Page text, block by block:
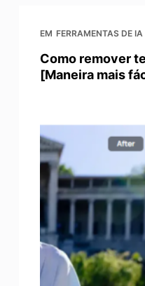
EM FERRAMENTAS DE IA
Como remover
[Maneira mais